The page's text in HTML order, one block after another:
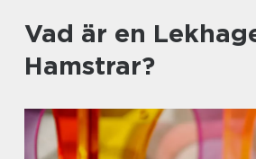
Vad är en
Hamstrar?